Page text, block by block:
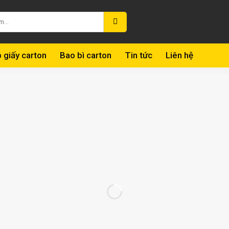
giấy carton Bao bì carton Tin tức Liên hệ